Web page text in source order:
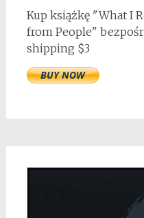
Kup książkę "What I
from People"
shipping $3